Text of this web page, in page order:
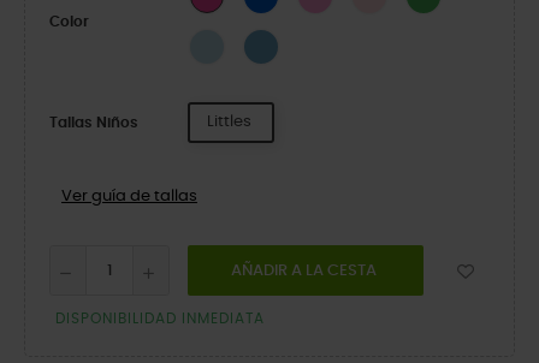
Color
Sky BlueElite Blue
Tallas Niños Littles
Ver guía de tallas
AÑADIR A LA CESTA
DISPONIBILIDAD INMEDIATA